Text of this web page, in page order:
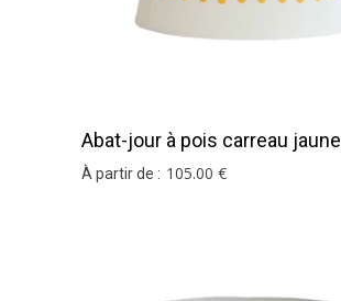
Abat-jour à pois carreau jaune
À partir de : 105.00 €